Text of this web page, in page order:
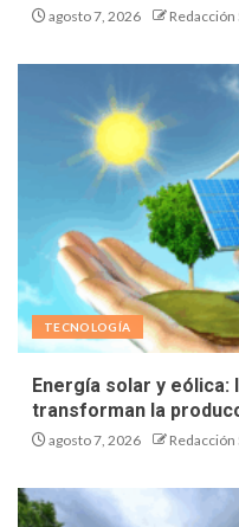
agosto 7, 2026
TECNOLOGÍA
Energía solar y
transforman la
agosto 7, 2026